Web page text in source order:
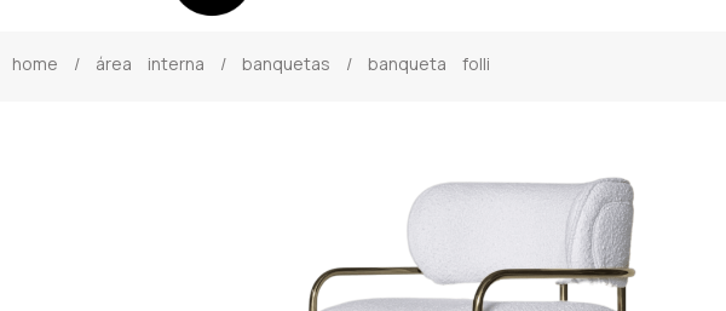
home / área interna / banquetas / banqueta folli